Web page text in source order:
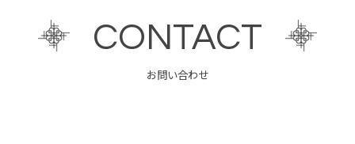
CONTACT
お問い合わせ